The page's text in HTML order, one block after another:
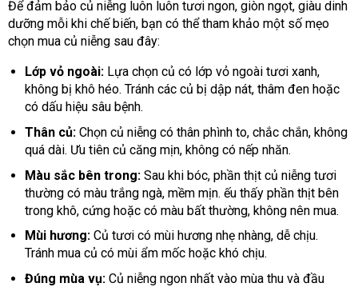
Để đảm bảo củ niễng luôn luôn tươi ngon, giòn ngọt, giàu dinh
dưỡng mỗi khi chế biến, bạn có thể tham khảo một số mẹo
chọn mua củ niễng sau đây:
Lớp vỏ ngoài:Lựa chọn củ có lớp vỏ ngoài tươi xanh,
không bị khô héo. Tránh các củ bị dập nát, thâm đen hoặc
có dấu hiệu sâu bệnh.
Thân củ:Chọn củ niễng có thân phình to, chắc chắn, không
quá dài. Ưu tiên củ căng mịn, không có nếp nhăn.
Màu sắc bên trong:Sau khi bóc, phần thịt củ niễng tươi
thường có màu trắng ngà, mềm mịn. ếu thấy phần thịt bên
trong khô, cứng hoặc có màu bất thường, không nên mua.
Mùi hương:Củ tươi có mùi hương nhẹ nhàng, dễ chịu.
Tránh mua củ có mùi ẩm mốc hoặc khó chịu.
Đúng mùa vụ:Củ niễng ngon nhất vào mùa thu và đầu